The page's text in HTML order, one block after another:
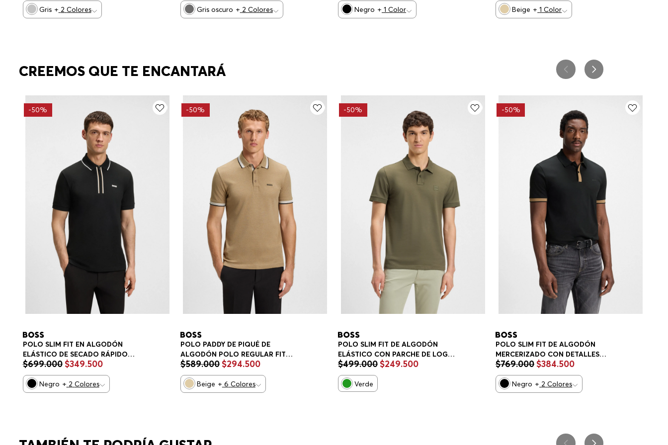
Gris + 2 Colores
Gris oscuro + 2 Colores
Negro + 1 Color
Beige + 1 Color
CREEMOS QUE TE ENCANTARÁ
-50%
POLO SLIM FIT EN ALGODÓN
ELÁSTICO DE SECADO RÁPIDO
POLO SLIM FIT HOMBRE
$699.000 $349.500
Negro + 2 Colores
-50%
POLO PADDY DE PIQUÉ DE
ALGODÓN POLO REGULAR FIT
HOMBRE
$589.000 $294.500
Beige + 6 Colores
-50%
POLO SLIM FIT DE ALGODÓN
ELÁSTICO CON PARCHE DE LOGO
POLO SLIM FIT HOMBRE
$499.000 $249.500
Verde
-50%
POLO SLIM FIT DE ALGODÓN
MERCERIZADO CON DETALLES
ESTRUCTURADOS POLO SLIM FIT
HOMBRE
$769.000 $384.500
Negro + 2 Colores